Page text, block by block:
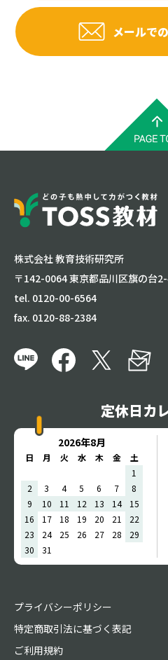
メールで
株式会社 教育技術研究所
〒142-0064 東京都品川区旗の台
tel. 0120-00-6564
fax. 0120-88-2384
定休日カ
2026年8月
日 月 火 水 木 金
土
1
2
3 4 5 6 7
8
9
10 11 12 13 14
15
16
17 18 19 20 21
22
23
24 25 26 27 28
29
30
31
プライバシーポリシー
特定商取引法に基づく表記
ご利用規約